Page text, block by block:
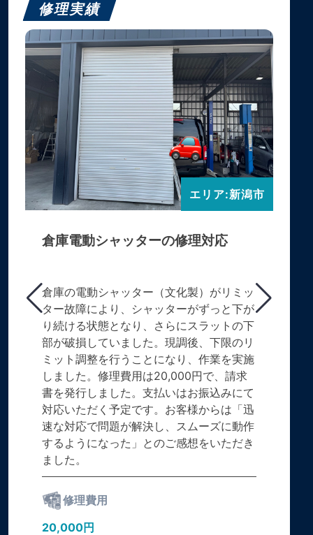
修理実績
エリア:新潟市
倉庫電動シャッターの修理対応
倉庫の電動シャッター（文化製）がリミッ
ター故障により、シャッターがずっと下が
り続ける状態となり、さらにスラットの下
部が破損していました。現調後、下限のリ
ミット調整を行うことになり、作業を実施
しました。修理費用は20,000円で、請求
書を発行しました。支払いはお振込みにて
対応いただく予定です。お客様からは「迅
速な対応で問題が解決し、スムーズに動作
するようになった」とのご感想をいただき
ました。
修理費用
20,000円